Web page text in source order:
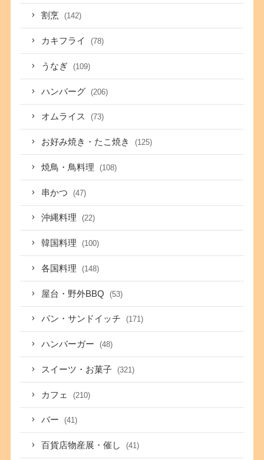
割烹 (142)
カキフライ (78)
うなぎ (109)
ハンバーグ (206)
オムライス (73)
お好み焼き・たこ焼き (125)
焼鳥・鳥料理 (108)
串かつ (47)
沖縄料理 (22)
韓国料理 (100)
各国料理 (148)
屋台・野外BBQ (53)
パン・サンドイッチ (171)
ハンバーガー (48)
スイーツ・お菓子 (321)
カフェ (210)
バー (41)
百貨店物産展・催し (41)